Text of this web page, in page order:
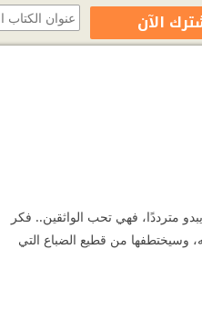
مترددًا، فهي تحب الواثقين.. فكر
وسيختطفها من قطيع الضباع التي
الآن